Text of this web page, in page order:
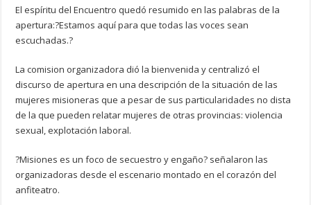
El espíritu del Encuentro quedó resumido en las palabras de la
apertura:?Estamos aquí para que todas las voces sean
escuchadas.?
La comision organizadora dió la bienvenida y centralizó el
discurso de apertura en una descripción de la situación de las
mujeres misioneras que a pesar de sus particularidades no dista
de la que pueden relatar mujeres de otras provincias: violencia
sexual, explotación laboral.
?Misiones es un foco de secuestro y engaño? señalaron las
organizadoras desde el escenario montado en el corazón del
anfiteatro.